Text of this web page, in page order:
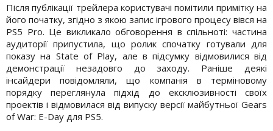
Після публікації трейлера користувачі помітили примітку на
його початку, згідно з якою запис ігрового процесу вівся на
PS5 Pro. Це викликало обговорення в спільноті: частина
аудиторії припустила, що ролик спочатку готували для
показу на State of Play, але в підсумку відмовилися від
демонстрації незадовго до заходу. Раніше деякі
інсайдери повідомляли, що компанія в терміновому
порядку переглянула підхід до ексклюзивності своїх
проектів і відмовилася від випуску версії майбутньої Gears
of War: E-Day для PS5.